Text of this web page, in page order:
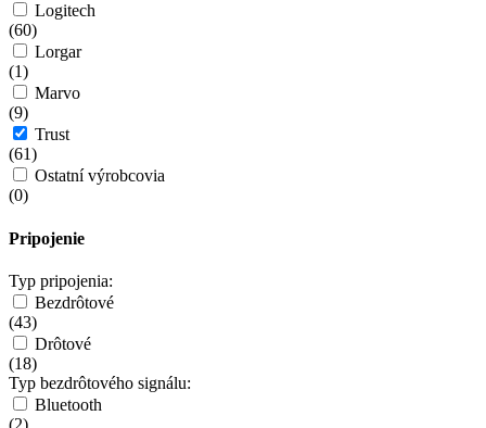
Logitech
(60)
Lorgar
(1)
Marvo
(9)
Trust
(61)
Ostatní výrobcovia
(0)
Pripojenie
Typ pripojenia:
Bezdrôtové
(43)
Drôtové
(18)
Typ bezdrôtového signálu:
Bluetooth
(2)